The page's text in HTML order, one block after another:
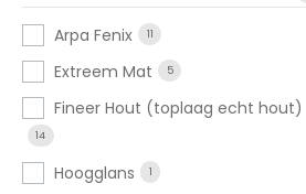
Arpa Fenix 11
Extreem Mat 5
Fineer Hout (toplaag echt hout)
14
Hoogglans 1